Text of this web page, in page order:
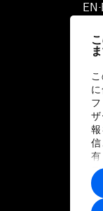
有
報
EN ▪